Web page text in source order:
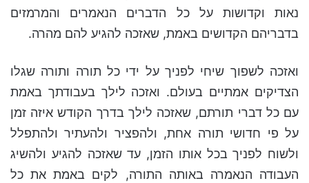
נאות וקדושות על כל הדברים הנאמרים והמרמזים
בדבריהם הקדושים באמת, שאזכה להגיע להם מהרה.
ואזכה לשפוך שיחי לפניך על ידי כל תורה ותורה שגלו
הצדיקים אמתיים בעולם. ואזכה לילך בעבודתך באמת
עם כל דברי תורתם, שאזכה לילך בדרך הקודש איזה זמן
על פי חדושי תורה אחת, ולהפציר ולהעתיר ולהתפלל
ולשוח לפניך בכל אותו הזמן, עד שאזכה להגיע ולהשיג
העבודה הנאמרה באותה התורה, לקים באמת את כל